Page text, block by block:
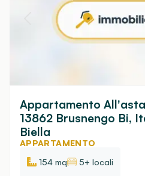
Appartamento
13862 Brusnengo Bi,
Biella
APPARTAMENTO
154 mq
5+ locali